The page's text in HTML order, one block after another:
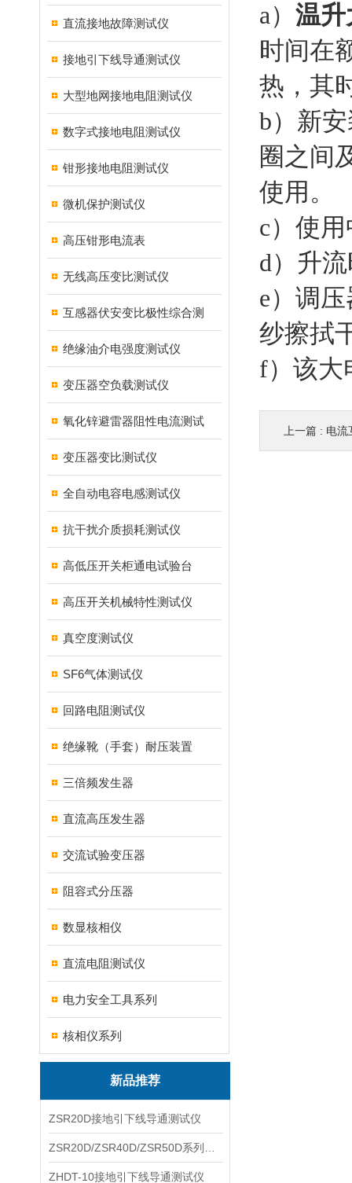
直流接地故障测试仪
接地引下线导通测试仪
大型地网接地电阻测试仪
数字式接地电阻测试仪
钳形接地电阻测试仪
微机保护测试仪
高压钳形电流表
无线高压变比测试仪
互感器伏安变比极性综合测
绝缘油介电强度测试仪
变压器空负载测试仪
氧化锌避雷器阻性电流测试
变压器变比测试仪
全自动电容电感测试仪
抗干扰介质损耗测试仪
高低压开关柜通电试验台
高压开关机械特性测试仪
真空度测试仪
SF6气体测试仪
回路电阻测试仪
绝缘靴（手套）耐压装置
三倍频发生器
直流高压发生器
交流试验变压器
阻容式分压器
数显核相仪
直流电阻测试仪
电力安全工具系列
核相仪系列
新品推荐
ZSR20D接地引下线导通测试仪
ZHDT-10接地引下线导通测试仪
a） 温升
时间在
热，其
b）新
圈之间
使用。
c）使
d）升
e）调
纱擦拭
f）该大
上一篇 : 电流